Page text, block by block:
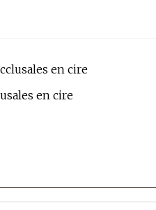
en cire
en cire